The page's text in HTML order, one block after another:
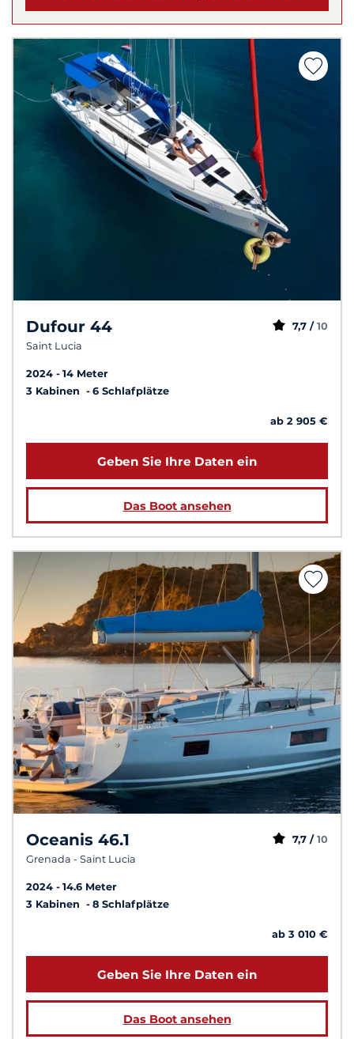
Dufour 44
Saint Lucia
7,7 / 10
2024
14 Meter
3 Kabinen
6 Schlafplätze
ab 2 905 €
Geben Sie Ihre Daten ein
Das Boot ansehen
Oceanis 46.1
Grenada - Saint Lucia
7,7 / 10
2024
14.6 Meter
3 Kabinen
8 Schlafplätze
ab 3 010 €
Geben Sie Ihre Daten ein
Das Boot ansehen